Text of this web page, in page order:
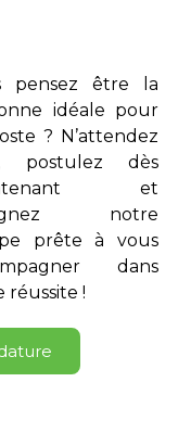
pensez être la
idéale pour
? N’attendez
postulez dès
et
notre
prête à vous
dans
réussite !